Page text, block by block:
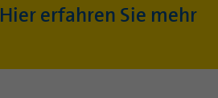
Hier erfahren Sie mehr